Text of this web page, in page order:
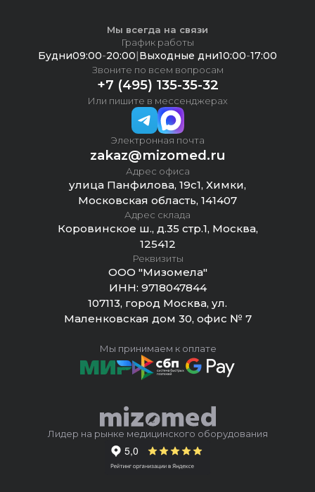
Мы всегда на связи
График работы
Будни09:00-20:00 Выходные дни10:00-17:00
Звоните по всем вопросам
+7 (495) 135-35-32
Или пишите в мессенджерах
Электронная почта
zakaz@mizomed.ru
Адрес офиса
улица Панфилова, 19с1, Химки,
Московская область, 141407
Адрес склада
Коровинское ш., д.35 стр.1, Москва,
125412
Реквизиты
ООО "Мизомела"
ИНН: 9718047844
107113, город Москва, ул.
Маленковская дом 30, офис № 7
Лидер на рынке медицинского оборудования
Мы принимаем к оплате